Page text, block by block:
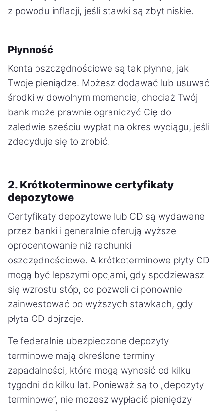
z powodu inflacji, jeśli stawki są zbyt niskie.
Płynność
Konta oszczędnościowe są tak płynne, jak
Twoje pieniądze. Możesz dodawać lub usuwać
środki w dowolnym momencie, chociaż Twój
bank może prawnie ograniczyć Cię do
zaledwie sześciu wypłat na okres wyciągu, jeśli
zdecyduje się to zrobić.
2. Krótkoterminowe certyfikaty
depozytowe
Certyfikaty depozytowe lub CD są wydawane
przez banki i generalnie oferują wyższe
oprocentowanie niż rachunki
oszczędnościowe. A krótkoterminowe płyty CD
mogą być lepszymi opcjami, gdy spodziewasz
się wzrostu stóp, co pozwoli ci ponownie
zainwestować po wyższych stawkach, gdy
płyta CD dojrzeje.
Te federalnie ubezpieczone depozyty
terminowe mają określone terminy
zapadalności, które mogą wynosić od kilku
tygodni do kilku lat. Ponieważ są to „depozyty
terminowe”, nie możesz wypłacić pieniędzy